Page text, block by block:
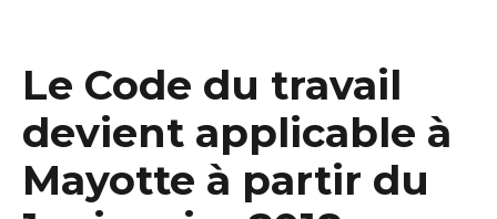
Le Code du travail
devient applicable à
Mayotte à partir du